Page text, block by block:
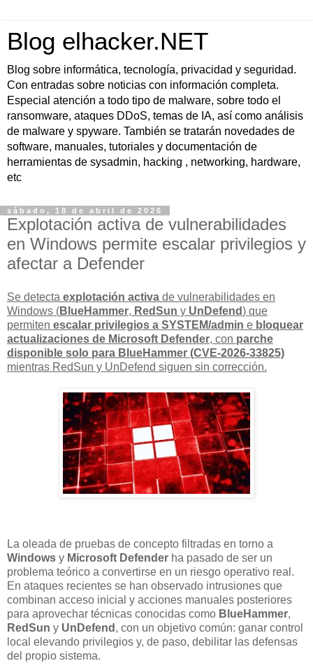
Blog elhacker.NET
Blog sobre informática, tecnología, privacidad y seguridad.
Con entradas sobre noticias con información completa.
Especial atención a todo tipo de malware, sobre todo el
ransomware, ataques DDoS, temas de IA, así como análisis
de malware y spyware. También se tratarán novedades de
software, manuales, tutoriales y documentación de
herramientas de sysadmin, hacking , networking, hardware,
etc
sábado, 18 de abril de 2026
Explotación activa de vulnerabilidades
en Windows permite escalar privilegios y
afectar a Defender
Se detecta explotación activa de vulnerabilidades en
Windows (BlueHammer, RedSun y UnDefend) que
permiten escalar privilegios a SYSTEM/admin e bloquear
actualizaciones de Microsoft Defender, con parche
disponible solo para BlueHammer (CVE-2026-33825)
mientras RedSun y UnDefend siguen sin corrección.
La oleada de pruebas de concepto filtradas en torno a
Windows y Microsoft Defender ha pasado de ser un
problema teórico a convertirse en un riesgo operativo real.
En ataques recientes se han observado intrusiones que
combinan acceso inicial y acciones manuales posteriores
para aprovechar técnicas conocidas como BlueHammer,
RedSun y UnDefend , con un objetivo común: ganar control
local elevando privilegios y, de paso, debilitar las defensas
del propio sistema.